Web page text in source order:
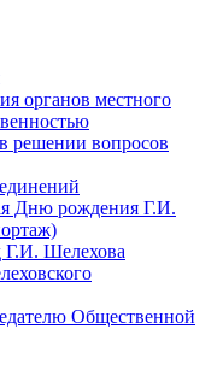
органов местного
решении вопросов
Дню рождения Г.И.
Г.И. Шелехова
Общественной